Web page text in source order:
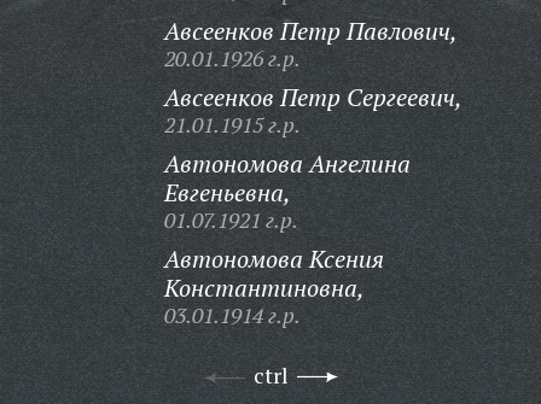
Авсеенков Петр Павлович,
20.01.1926 г.р.
Авсеенков Петр Сергеевич,
21.01.1915 г.р.
Автономова Ангелина
Евгеньевна,
01.07.1921 г.р.
Автономова Ксения
Константиновна,
03.01.1914 г.р.
ctrl